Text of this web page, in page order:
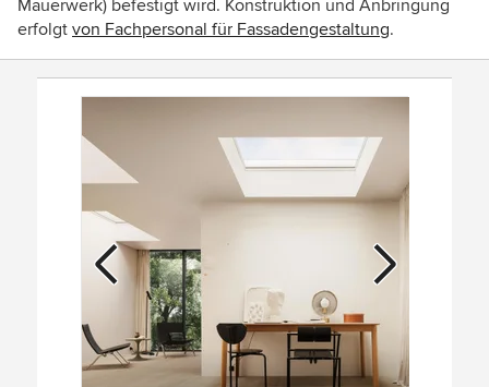
Mauerwerk) befestigt wird. Konstruktion und Anbringung
erfolgt von Fachpersonal für Fassadengestaltung.